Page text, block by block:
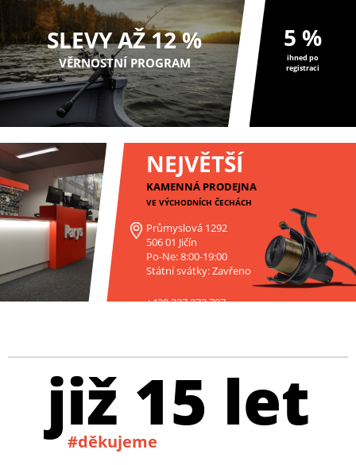
SLEVY AŽ 12 %
VĚRNOSTNÍ PROGRAM
5 %
ihned po
registraci
NEJVĚTŠÍ
KAMENNÁ PRODEJNA
VE VÝCHODNÍCH ČECHÁCH
Průmyslová 1292
506 01 Jičín
Po-Ne: 8:00-19:00
Státní svátky: Zavřeno
+420 227 272 797
již 15 let
#děkujeme